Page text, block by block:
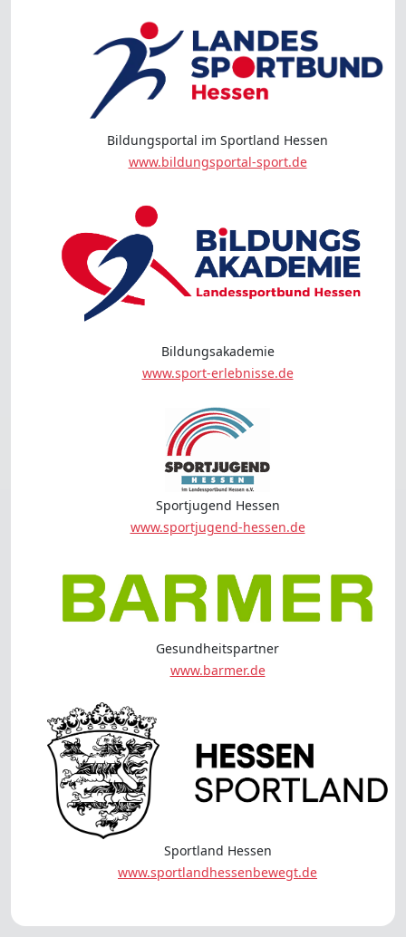
Bildungsportal im Sportland Hessen
www.bildungsportal-sport.de
Bildungsakademie
www.sport-erlebnisse.de
Sportjugend Hessen
www.sportjugend-hessen.de
Gesundheitspartner
www.barmer.de
Sportland Hessen
www.sportlandhessenbewegt.de